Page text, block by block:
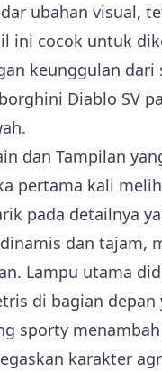
ubahan visual,
ini cocok untuk
keunggulan
Diablo SV
dan Tampilan
pertama kali
pada detailnya
dan tajam,
Lampu utama
di bagian
sporty
karakter